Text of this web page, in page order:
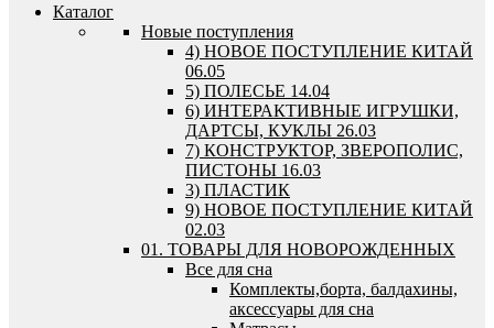
Каталог
Новые поступления
4) НОВОЕ ПОСТУПЛЕНИЕ КИТАЙ
06.05
5) ПОЛЕСЬЕ 14.04
6) ИНТЕРАКТИВНЫЕ ИГРУШКИ,
ДАРТСЫ, КУКЛЫ 26.03
7) КОНСТРУКТОР, ЗВЕРОПОЛИС,
ПИСТОНЫ 16.03
3) ПЛАСТИК
9) НОВОЕ ПОСТУПЛЕНИЕ КИТАЙ
02.03
01. ТОВАРЫ ДЛЯ НОВОРОЖДЕННЫХ
Все для сна
Комплекты,борта, балдахины,
аксессуары для сна